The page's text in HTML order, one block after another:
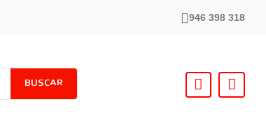
946 398 318
BUSCAR